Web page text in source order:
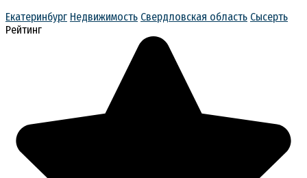
Екатеринбург Недвижимость Свердловская область Сысерть
Рейтинг